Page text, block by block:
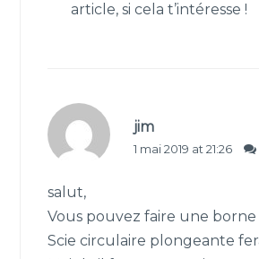
article, si cela t’intéresse !
jim
1 mai 2019 at 21:26
salut,
Vous pouvez faire une borne
Scie circulaire plongeante